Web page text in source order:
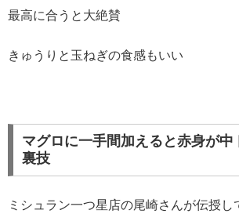
最高に合うと大絶賛
きゅうりと玉ねぎの食感もいい
マグロに一手間加えると赤身が中
裏技
ミシュラン一つ星店の尾崎さんが伝授し